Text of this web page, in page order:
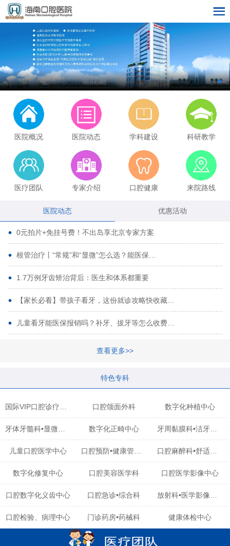
医院概况 医院动态 学科建设 科研教学
医疗团队 专家介绍 口腔健康 来院路线
医院动态 优惠活动
0元拍片+免挂号费！不出岛享北京专家方案
根管治疗丨“常规”和“显微”怎么选？能医保…
1.7万例牙齿矫治背后：医生和体系都重要
【家长必看】带孩子看牙，这份就诊攻略快收藏…
儿童看牙能医保报销吗？补牙、拔牙等怎么收费…
查看更多>>
特色专科
口腔颌面外科 数字化种植中心
数字化正畸中心 牙周黏膜科•洁牙中心
儿童口腔医学中心 口腔麻醉科•舒适化诊疗中心
数字化修复中心 口腔美容医学科 口腔医学影像中心
口腔数字化义齿中心 口腔急诊•综合科
口腔检验、病理中心 门诊药房•药械科 健康体检中心